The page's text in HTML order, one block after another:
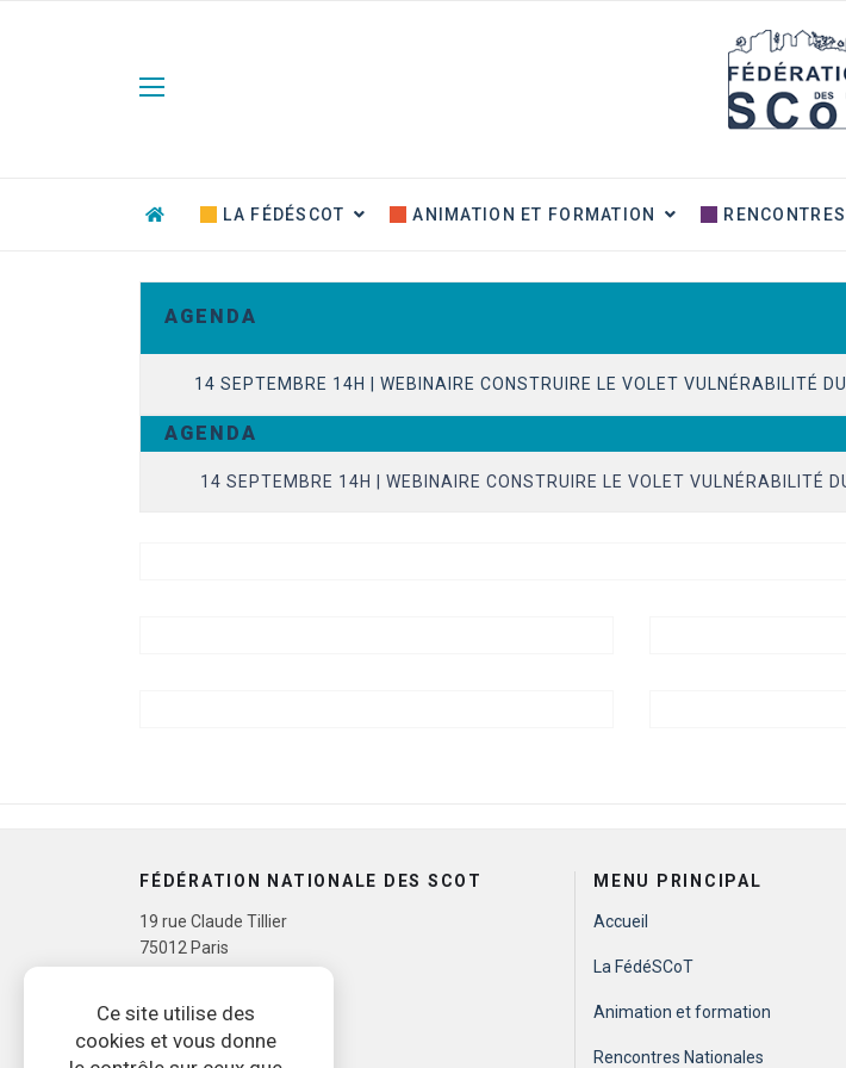
LA FÉDÉSCOT ANIMATION ET FORMATION
A G E N D A
14 SEPTEMBRE 14H | WEBINAIRE CONSTRUIRE LE VOLET VULNÉRABILITÉ
23 JUIN 14H | EVOLUTION DU CONTENTIEUX ET IMPACT SUR LA PRATIQUE
A G E N D A
14 SEPTEMBRE 14H | WEBINAIRE CONSTRUIRE LE VOLET VULNÉRABILITÉ
FÉDÉRATION NATIONALE DES SCOT
19 rue Claude Tillier
75012 Paris
MENU PRINCIPAL
Accueil
La FédéSCoT
Animation et formation
Rencontres Nationales
Ce site utilise des
cookies et vous donne